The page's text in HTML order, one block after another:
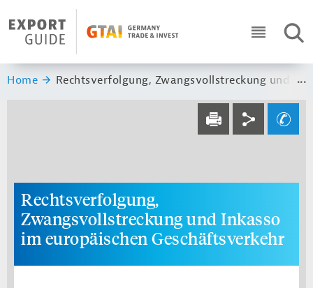
Header Logo
ICON
Sie sind hier:
Home Rechtsverfolgung, Zwangsvollstreckung und
Service navi
DRUCKEN
Social navi
Ihre Frage an
Rechtsverfolgung,
Zwangsvollstreckung und Inkasso
im europäischen Geschäftsverkehr